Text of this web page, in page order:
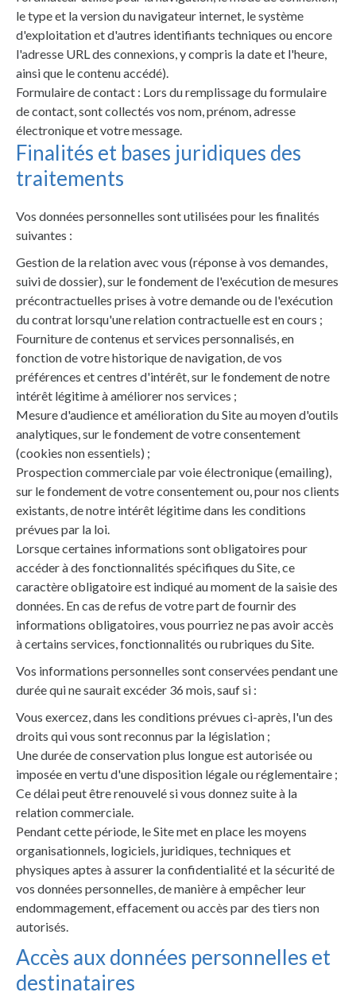
le type et la version du navigateur internet, le système
d'exploitation et d'autres identifiants techniques ou encore
l'adresse URL des connexions, y compris la date et l'heure,
ainsi que le contenu accédé).
Formulaire de contact : Lors du remplissage du formulaire
de contact, sont collectés vos nom, prénom, adresse
électronique et votre message.
Finalités et bases juridiques des
traitements
Vos données personnelles sont utilisées pour les finalités
suivantes :
Gestion de la relation avec vous (réponse à vos demandes,
suivi de dossier), sur le fondement de l'exécution de mesures
précontractuelles prises à votre demande ou de l'exécution
du contrat lorsqu'une relation contractuelle est en cours ;
Fourniture de contenus et services personnalisés, en
fonction de votre historique de navigation, de vos
préférences et centres d'intérêt, sur le fondement de notre
intérêt légitime à améliorer nos services ;
Mesure d'audience et amélioration du Site au moyen d'outils
analytiques, sur le fondement de votre consentement
(cookies non essentiels) ;
Prospection commerciale par voie électronique (emailing),
sur le fondement de votre consentement ou, pour nos clients
existants, de notre intérêt légitime dans les conditions
prévues par la loi.
Lorsque certaines informations sont obligatoires pour
accéder à des fonctionnalités spécifiques du Site, ce
caractère obligatoire est indiqué au moment de la saisie des
données. En cas de refus de votre part de fournir des
informations obligatoires, vous pourriez ne pas avoir accès
à certains services, fonctionnalités ou rubriques du Site.
Vos informations personnelles sont conservées pendant une
durée qui ne saurait excéder 36 mois, sauf si :
Vous exercez, dans les conditions prévues ci-après, l'un des
droits qui vous sont reconnus par la législation ;
Une durée de conservation plus longue est autorisée ou
imposée en vertu d'une disposition légale ou réglementaire ;
Ce délai peut être renouvelé si vous donnez suite à la
relation commerciale.
Pendant cette période, le Site met en place les moyens
organisationnels, logiciels, juridiques, techniques et
physiques aptes à assurer la confidentialité et la sécurité de
vos données personnelles, de manière à empêcher leur
endommagement, effacement ou accès par des tiers non
autorisés.
Accès aux données personnelles et
destinataires